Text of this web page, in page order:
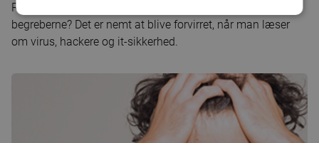
Ransomware, cryptolocker eller malware - kender du
begreberne? Det er nemt at blive forvirret, når man læser
om virus, hackere og it-sikkerhed.